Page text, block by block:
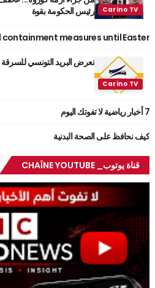
رئيس الحكومة بقوة
containment measures until Easter
تعرض البريد التونسي
7 أخبار رياضية لا تفوتك اليوم
كيف نحافظ على الصحة البدنية
قناة يوتوب_ CHAÎNE YOUTUBE